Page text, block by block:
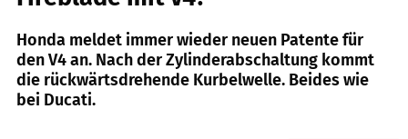
Honda meldet immer wieder neuen Patente für
den V4 an. Nach der Zylinderabschaltung kommt
die rückwärtsdrehende Kurbelwelle. Beides wie
bei Ducati.